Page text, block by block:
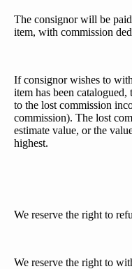
The consignor will be
item, with commission
If consignor wishes to
item has been
to the lost commission
commission). The lost
estimate value, or the
highest.
We reserve the right to
We reserve the right to